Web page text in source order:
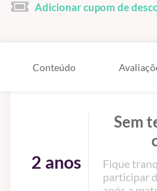
Adicionar cupom de
Conteúdo
2 anos
Sem
Fique
participar